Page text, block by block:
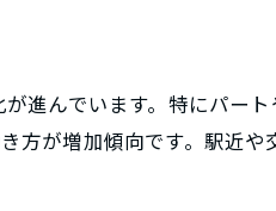
らでも始めやすい保険 求人
進んでいます。特にパー
方が増加傾向です。駅近